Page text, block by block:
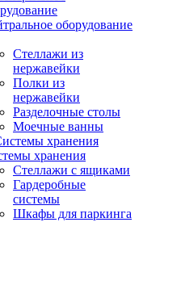
оборудование
Стеллажи из
нержавейки
Полки из
нержавейки
Разделочные столы
Моечные ванны
хранения
Стеллажи с ящиками
Гардеробные
системы
Шкафы для паркинга